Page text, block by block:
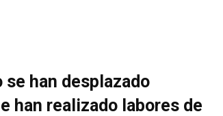
han desplazado
han realizado labores de